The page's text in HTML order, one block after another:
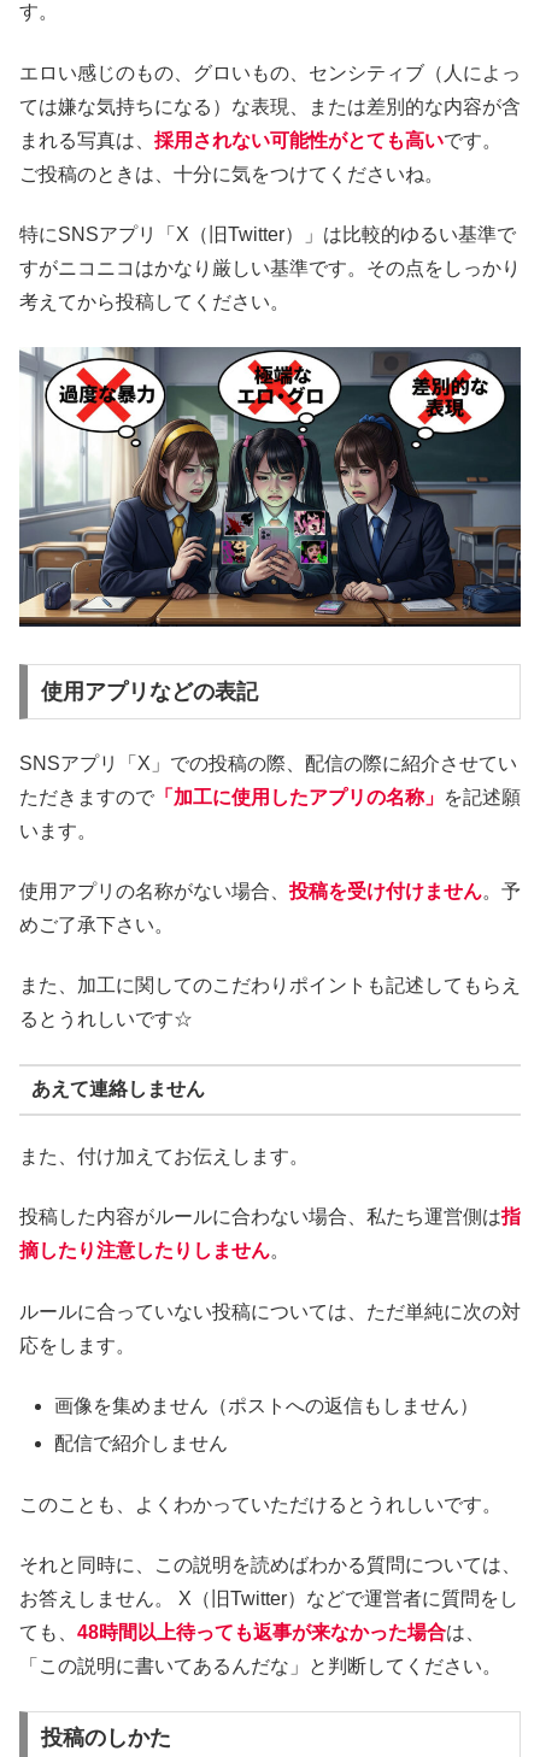
す。
エロい感じのもの、グロいもの、センシティブ（人によっ
ては嫌な気持ちになる）な表現、または差別的な内容が含
まれる写真は、 採用されない可能性がとても高いです。
ご投稿のときは、十分に気をつけてくださいね。
特にSNSアプリ「X（旧Twitter）」は比較的ゆるい基準で
すがニコニコはかなり厳しい基準です。その点をしっかり
考えてから投稿してください。
使用アプリなどの表記
SNSアプリ「X」での投稿の際、配信の際に紹介させてい
ただきますので 「加工に使用したアプリの名称」 を記述願
います。
使用アプリの名称がない場合、投稿を受け付けません。予
めご了承下さい。
また、加工に関してのこだわりポイントも記述してもらえ
るとうれしいです☆
あえて連絡しません
また、付け加えてお伝えします。
投稿した内容がルールに合わない場合、私たち運営側は指
摘したり注意したりしません。
ルールに合っていない投稿については、ただ単純に次の対
応をします。
画像を集めません（ポストへの返信もしません）
配信で紹介しません
このことも、よくわかっていただけるとうれしいです。
それと同時に、この説明を読めばわかる質問については、
お答えしません。 X（旧Twitter）などで運営者に質問をし
ても、 48時間以上待っても返事が来なかった場合は、
「この説明に書いてあるんだな」と判断してください。
投稿のしかた